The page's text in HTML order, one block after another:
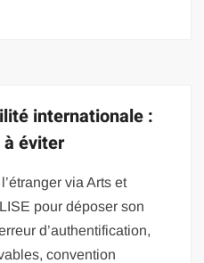
internationale :
à éviter
via Arts et
pour déposer son
d’authentification,
convention